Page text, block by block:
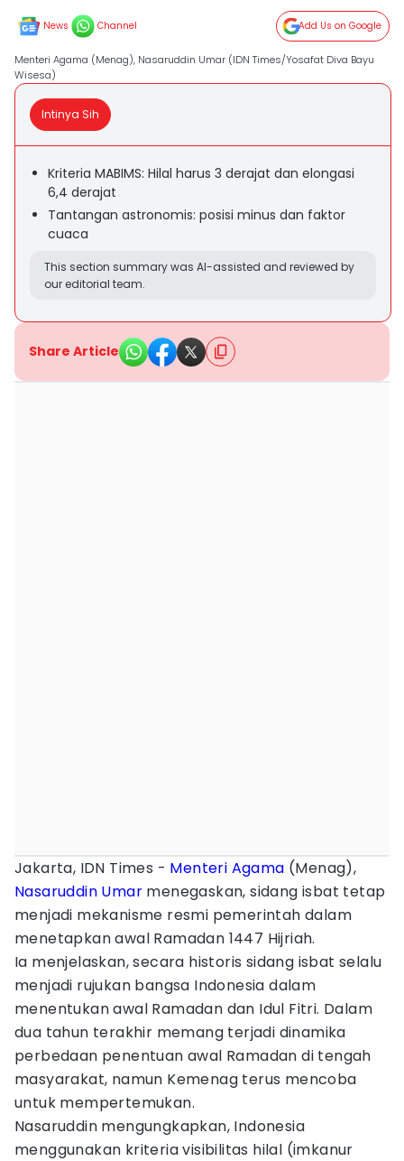
News Channel Add Us on Google
Menteri Agama (Menag), Nasaruddin Umar (IDN Times/Yosafat Diva Bayu
Wisesa)
Intinya Sih
Kriteria MABIMS: Hilal harus 3 derajat dan elongasi
6,4 derajat
Tantangan astronomis: posisi minus dan faktor
cuaca
This section summary was AI-assisted and reviewed by
our editorial team.
Share Article
Jakarta, IDN Times - Menteri Agama (Menag),
Nasaruddin Umar menegaskan, sidang isbat tetap
menjadi mekanisme resmi pemerintah dalam
menetapkan awal Ramadan 1447 Hijriah.
Ia menjelaskan, secara historis sidang isbat selalu
menjadi rujukan bangsa Indonesia dalam
menentukan awal Ramadan dan Idul Fitri. Dalam
dua tahun terakhir memang terjadi dinamika
perbedaan penentuan awal Ramadan di tengah
masyarakat, namun Kemenag terus mencoba
untuk mempertemukan.
Nasaruddin mengungkapkan, Indonesia
menggunakan kriteria visibilitas hilal (imkanur